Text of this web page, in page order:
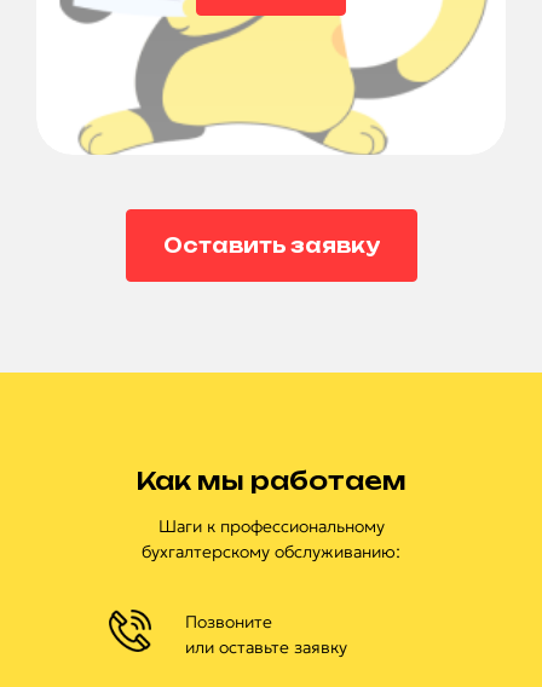
Оставить заявку
Как мы работаем
Позвоните
или оставьте заявку
Шаги к профессиональному
бухгалтерскому обслуживанию: